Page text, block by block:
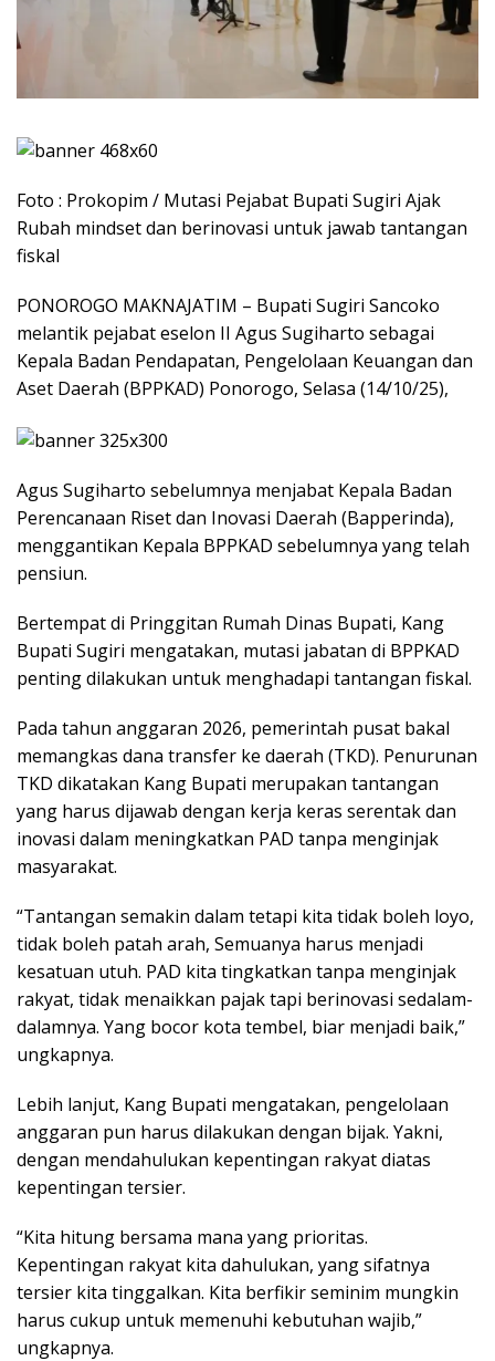
Foto : Prokopim / Mutasi Pejabat Bupati Sugiri Ajak
Rubah mindset dan berinovasi untuk jawab tantangan
fiskal
PONOROGO MAKNAJATIM – Bupati Sugiri Sancoko
melantik pejabat eselon II Agus Sugiharto sebagai
Kepala Badan Pendapatan, Pengelolaan Keuangan dan
Aset Daerah (BPPKAD) Ponorogo, Selasa (14/10/25),
Agus Sugiharto sebelumnya menjabat Kepala Badan
Perencanaan Riset dan Inovasi Daerah (Bapperinda),
menggantikan Kepala BPPKAD sebelumnya yang telah
pensiun.
Bertempat di Pringgitan Rumah Dinas Bupati, Kang
Bupati Sugiri mengatakan, mutasi jabatan di BPPKAD
penting dilakukan untuk menghadapi tantangan fiskal.
Pada tahun anggaran 2026, pemerintah pusat bakal
memangkas dana transfer ke daerah (TKD). Penurunan
TKD dikatakan Kang Bupati merupakan tantangan
yang harus dijawab dengan kerja keras serentak dan
inovasi dalam meningkatkan PAD tanpa menginjak
masyarakat.
“Tantangan semakin dalam tetapi kita tidak boleh loyo,
tidak boleh patah arah, Semuanya harus menjadi
kesatuan utuh. PAD kita tingkatkan tanpa menginjak
rakyat, tidak menaikkan pajak tapi berinovasi sedalam-
dalamnya. Yang bocor kota tembel, biar menjadi baik,”
ungkapnya.
Lebih lanjut, Kang Bupati mengatakan, pengelolaan
anggaran pun harus dilakukan dengan bijak. Yakni,
dengan mendahulukan kepentingan rakyat diatas
kepentingan tersier.
“Kita hitung bersama mana yang prioritas.
Kepentingan rakyat kita dahulukan, yang sifatnya
tersier kita tinggalkan. Kita berfikir seminim mungkin
harus cukup untuk memenuhi kebutuhan wajib,”
ungkapnya.